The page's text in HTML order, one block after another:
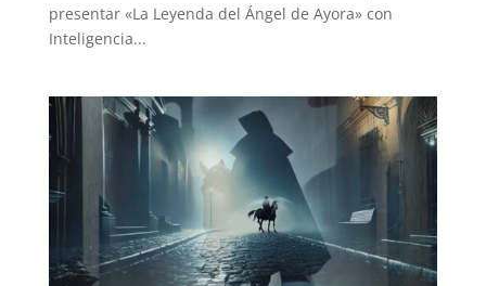
presentar «La Leyenda del Ángel de Ayora» con
Inteligencia...